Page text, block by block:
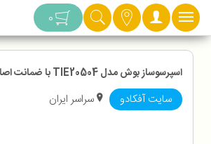
دسته بندی 0
اسپرسوساز بوش مدل TIE20504 با ضمانت اصالت و سلامت کالا
سایت آفکادو سراسر ایران